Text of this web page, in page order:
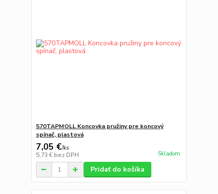
570TAPMOLL Koncovka pružiny pre koncový
spínač, plastová
7,05 €/ks
5,73 € bez DPH Skladom
Pridať do košíka